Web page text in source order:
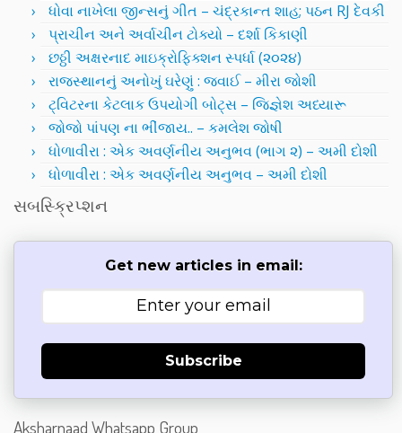
ધોવા નાખેલા જીન્સનું ગીત – ચંદ્રકાન્ત શાહ; પઠન RJ દેવકી
પ્રાચીન અને અર્વાચીન ટોક્યો – દર્શા કિકાણી
છઠ્ઠી અક્ષરનાદ માઇક્રોફિક્શન સ્પર્ધા (૨૦૨૪)
રાજસ્થાનનું અનોખું ઘરેણું : જવાઈ – મીરા જોશી
ટ્વિટરના કેટલાક ઉપયોગી બોટ્સ – જિજ્ઞેશ અધ્યારૂ
જોજો પાંપણ ના ભીંજાય.. – કમલેશ જોષી
ધોળાવીરા : એક અવર્ણનીય અનુભવ (ભાગ ૨) – અમી દોશી
ધોળાવીરા : એક અવર્ણનીય અનુભવ – અમી દોશી
સબસ્ક્રિપ્શન
Get new articles in email:
Subscribe
Aksharnaad Whatsapp Group